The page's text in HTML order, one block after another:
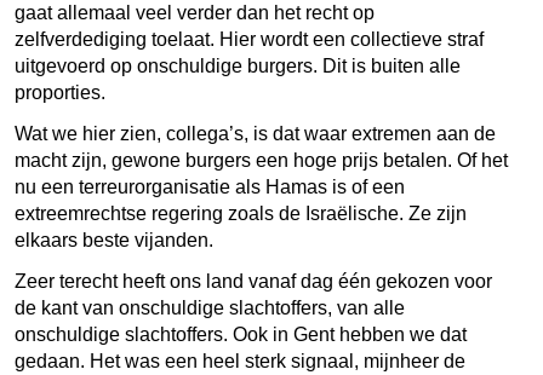
gaat allemaal veel verder dan het recht op
zelfverdediging toelaat. Hier wordt een collectieve straf
uitgevoerd op onschuldige burgers. Dit is buiten alle
proporties.
Wat we hier zien, collega’s, is dat waar extremen aan de
macht zijn, gewone burgers een hoge prijs betalen. Of het
nu een terreurorganisatie als Hamas is of een
extreemrechtse regering zoals de Israëlische. Ze zijn
elkaars beste vijanden.
Zeer terecht heeft ons land vanaf dag één gekozen voor
de kant van onschuldige slachtoffers, van alle
onschuldige slachtoffers. Ook in Gent hebben we dat
gedaan. Het was een heel sterk signaal, mijnheer de